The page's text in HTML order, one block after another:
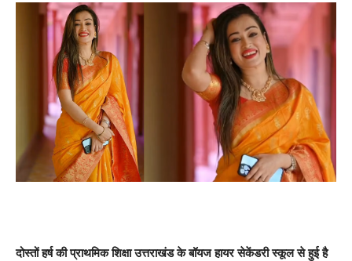
दोस्तों हर्ष की प्राथमिक शिक्षा उत्तराखंड के बॉयज हायर सेकेंडरी स्कूल से हुई है